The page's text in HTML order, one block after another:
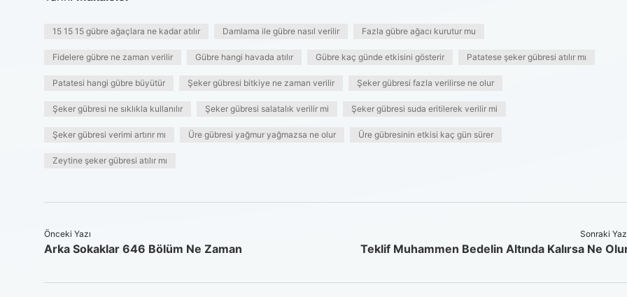
15 15 15 gübre ağaçlara ne kadar atılır Damlama ile gübre nasıl verilir Fazla gübre ağacı kurutur mu
Fidelere gübre ne zaman verilir Gübre hangi havada atılır Gübre kaç günde etkisini gösterir Patatese şeker gübresi atılır mı
Patatesi hangi gübre büyütür Şeker gübresi bitkiye ne zaman verilir Şeker gübresi fazla verilirse ne olur
Şeker gübresi ne sıklıkla kullanılır Şeker gübresi salatalık verilir mi Şeker gübresi suda eritilerek verilir mi
Şeker gübresi verimi artırır mı Üre gübresi yağmur yağmazsa ne olur Üre gübresinin etkisi kaç gün sürer
Zeytine şeker gübresi atılır mı
Önceki Yazı
Arka Sokaklar 646 Bölüm Ne Zaman
Sonraki
Teklif Muhammen Bedelin Altında Kalırsa Ne